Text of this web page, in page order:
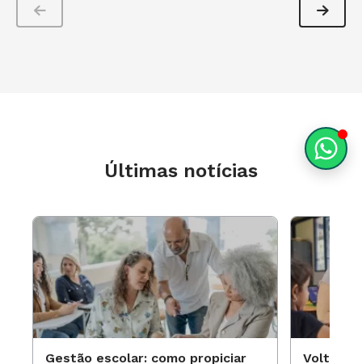
Últimas notícias
Gestão escolar: como propiciar Volta às